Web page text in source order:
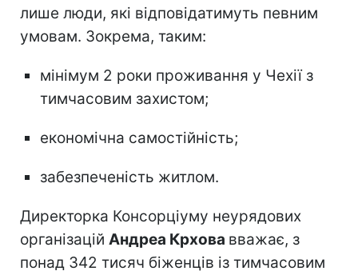
лише люди, які відповідатимуть певним
умовам. Зокрема, таким:
мінімум 2 роки проживання у Чехії з
тимчасовим захистом;
економічна самостійність;
забезпеченість житлом.
Директорка Консорціуму неурядових
організацій Андреа Крхова вважає, з
понад 342 тисяч біженців із тимчасовим